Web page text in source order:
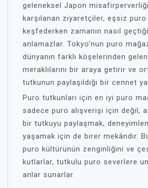
geleneksel Japon
karşılanan ziyaretçiler, eşsiz
keşfederken zamanın nasıl
anlamazlar. Tokyo'nun puro
dünyanın farklı köşelerinden
meraklılarını bir araya getirir ve
tutkunun paylaşıldığı bir cennet
Puro tutkunları için en iyi puro
sadece puro alışverişi için değil,
bir tutkuyu paylaşmak,
yaşamak için de birer mekândır.
puro kültürünün zenginliğini ve
kutlarlar, tutkulu puro severlere
anlar sunarlar.